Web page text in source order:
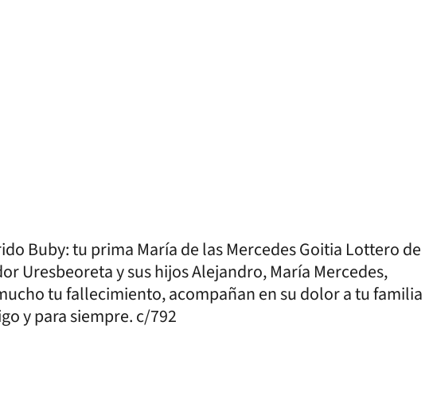
Buby: tu prima María de las Mercedes Goitia Lottero de
Uresbeoreta y sus hijos Alejandro, María Mercedes,
tu fallecimiento, acompañan en su dolor a tu familia
y para siempre. c/792